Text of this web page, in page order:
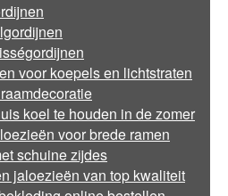
voor koepels en lichtstraten
koel te houden in de zomer
voor brede ramen
schuine zijdes
jaloezieën van top kwaliteit